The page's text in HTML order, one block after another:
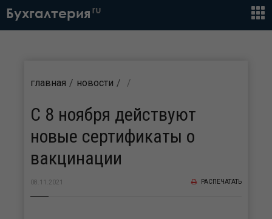
Бухгалтерия ru
главная новости
С 8 ноября действуют
новые сертификаты о
вакцинации
08.11.2021 РАСПЕЧАТАТЬ